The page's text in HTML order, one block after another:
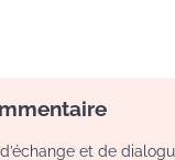
et de